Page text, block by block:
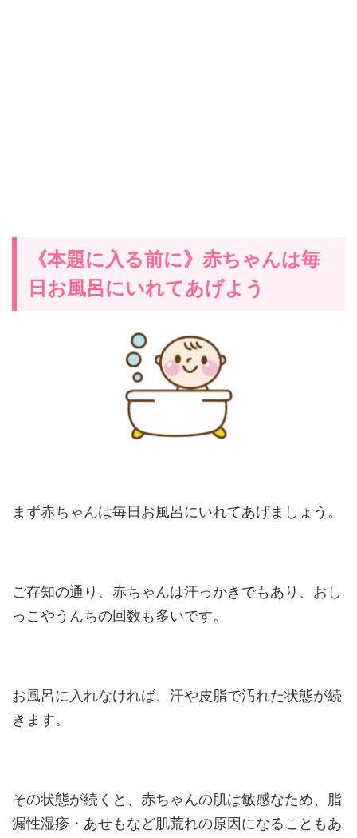
《本題に入る前に》赤ちゃんは毎
日お風呂にいれてあげよう
まず赤ちゃんは毎日お風呂にいれてあげましょう。
ご存知の通り、赤ちゃんは汗っかきでもあり、おし
っこやうんちの回数も多いです。
お風呂に入れなければ、汗や皮脂で汚れた状態が続
きます。
その状態が続くと、赤ちゃんの肌は敏感なため、脂
漏性湿疹・あせもなど肌荒れの原因になることもあ